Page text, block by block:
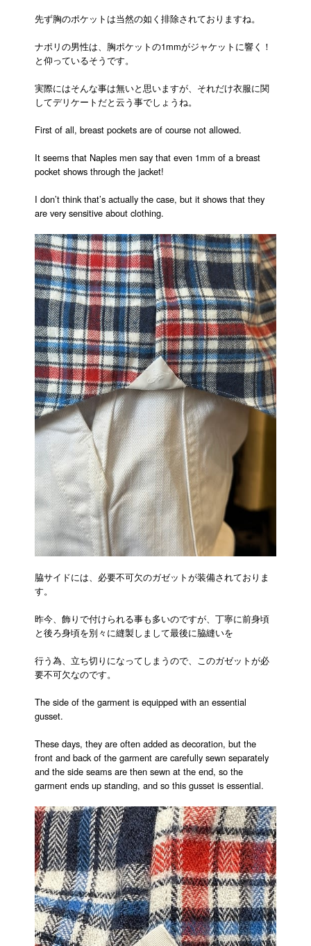
先ず胸のポケットは当然の如く排除されておりますね。
ナポリの男性は、胸ポケットの1mmがジャケットに響く！
と仰っているそうです。
実際にはそんな事は無いと思いますが、それだけ衣服に関
してデリケートだと云う事でしょうね。
First of all, breast pockets are of course not allowed.
It seems that Naples men say that even 1mm of a breast
pocket shows through the jacket!
I don’t think that’s actually the case, but it shows that they
are very sensitive about clothing.
脇サイドには、必要不可欠のガゼットが装備されておりま
す。
昨今、飾りで付けられる事も多いのですが、丁寧に前身頃
と後ろ身頃を別々に縫製しまして最後に脇縫いを
行う為、立ち切りになってしまうので、このガゼットが必
要不可欠なのです。
The side of the garment is equipped with an essential
gusset.
These days, they are often added as decoration, but the
front and back of the garment are carefully sewn separately
and the side seams are then sewn at the end, so the
garment ends up standing, and so this gusset is essential.